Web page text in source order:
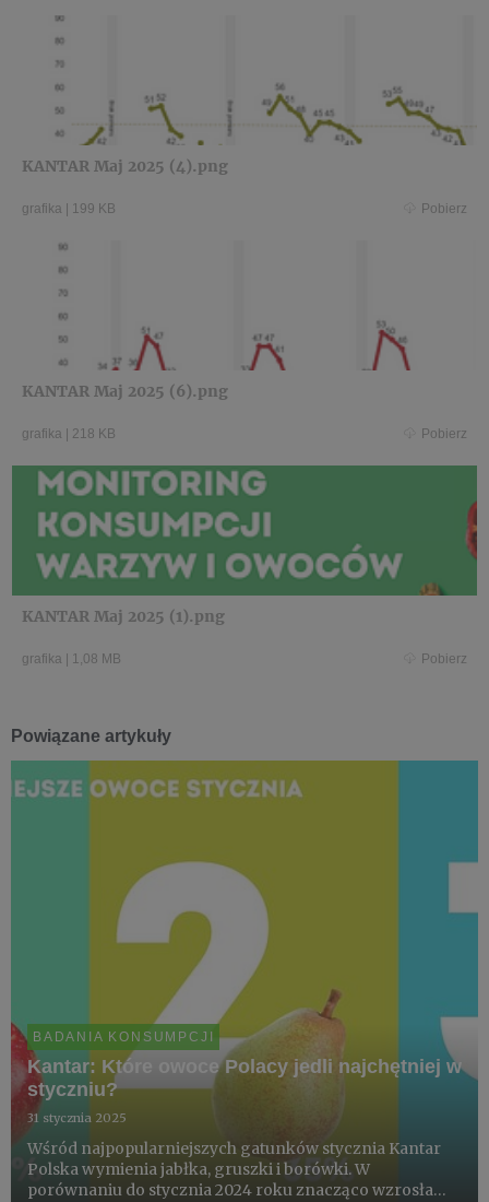
KANTAR Maj 2025 (4).png
grafika 199 KB Pobierz
KANTAR Maj 2025 (6).png
grafika 218 KB Pobierz
KANTAR Maj 2025 (1).png
grafika 1,08 MB Pobierz
Powiązane artykuły
BADANIA KONSUMPCJI
Kantar: Które owoce Polacy jedli najchętniej w
styczniu?
31 stycznia 2025
Wśród najpopularniejszych gatunków stycznia Kantar
Polska wymienia jabłka, gruszki i borówki. W
porównaniu do stycznia 2024 roku znacząco wzrosła